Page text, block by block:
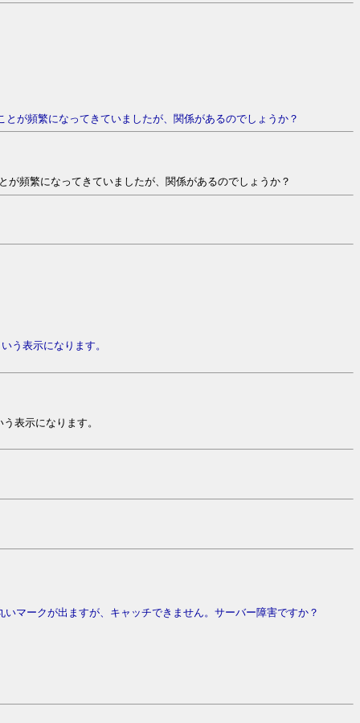
が頻繁になってきていましたが、関係があるのでしょうか？
頻繁になってきていましたが、関係があるのでしょうか？
う表示になります。
表示になります。
マークが出ますが、キャッチできません。サーバー障害ですか？